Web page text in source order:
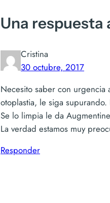
Una
Cristina
30 octubre, 2017
Necesito saber con
otoplastia, le siga
Se lo limpia le da
La verdad estamos muy
Responder